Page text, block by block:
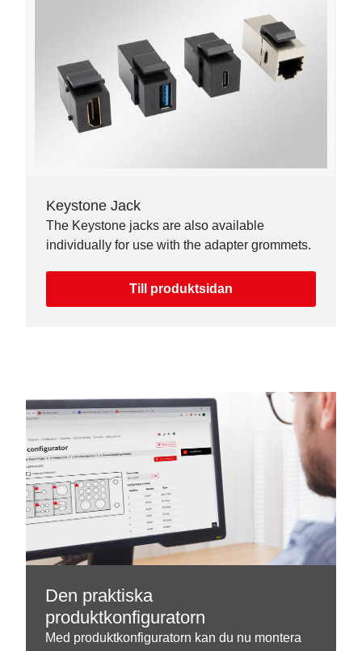
Keystone Jack
The Keystone jacks are also available
individually for use with the adapter grommets.
Till produktsidan
Den praktiska
produktkonfiguratorn
Med produktkonfiguratorn kan du nu montera